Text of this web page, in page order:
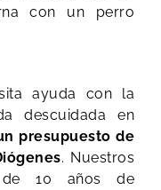
con un perro
ayuda con la
descuidada en
presupuesto de
. Nuestros
de 10 años de